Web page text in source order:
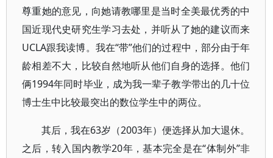
尊重她的意见，向她请教哪里是当时全美最优秀的中
国近现代史研究生学习去处，并听从了她的建议而来
UCLA跟我读博。我在“带”他们的过程中，部分由于年
龄相差不大，比较自然地听从他们自身的选择。他们
俩1994年同时毕业，成为我一辈子教学带出的几十位
博士生中比较最突出的数位学生中的两位。
其后，我在63岁（2003年）便选择从加大退休。
之后，转入国内教学20年，基本完全是在“体制外”非